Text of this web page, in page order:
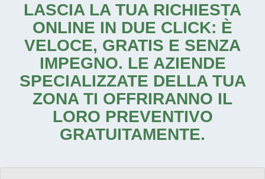
LASCIA LA TUA RICHIESTA
ONLINE IN DUE CLICK: È
VELOCE, GRATIS E SENZA
IMPEGNO. LE AZIENDE
SPECIALIZZATE DELLA TUA
ZONA TI OFFRIRANNO IL
LORO PREVENTIVO
GRATUITAMENTE.